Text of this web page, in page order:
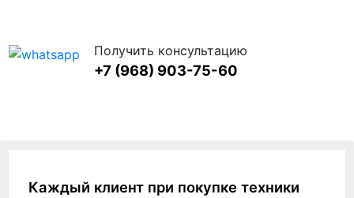
Получить консультацию
+7 (968) 903-75-60
Каждый клиент при покупке техники